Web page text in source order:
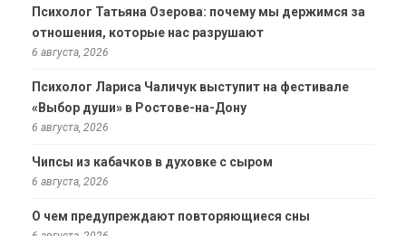
Психолог Татьяна Озерова: почему мы держимся за
отношения, которые нас разрушают
6 августа, 2026
Психолог Лариса Чаличук выступит на фестивале
«Выбор души» в Ростове-на-Дону
6 августа, 2026
Чипсы из кабачков в духовке с сыром
6 августа, 2026
О чем предупреждают повторяющиеся сны